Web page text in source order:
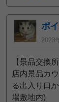
ポ
2023
【景品交換
店内景品カ
る出入り口
場敷地内)